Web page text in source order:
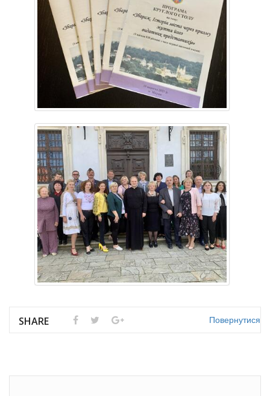
SHARE Повернутися